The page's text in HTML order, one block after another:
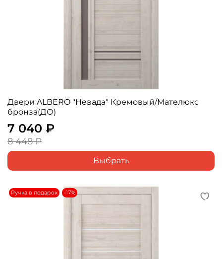
Двери ALBERO "Невада" Кремовый/Мателюкс
бронза(ДО)
7 040 ₽
8 448 ₽
Выбрать
Ручка в подарок -17%